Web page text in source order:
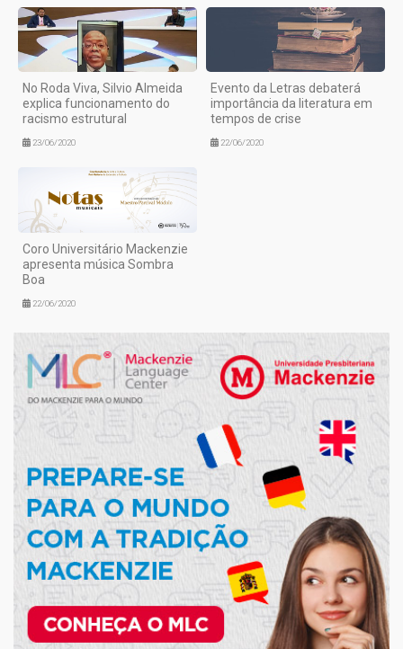
No Roda Viva, Silvio Almeida
explica funcionamento do
racismo estrutural
23/06/2020
Evento da Letras debaterá
importância da literatura em
tempos de crise
22/06/2020
Coro Universitário Mackenzie
apresenta música Sombra
Boa
22/06/2020